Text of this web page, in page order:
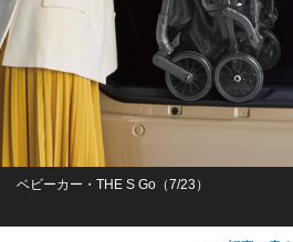
ベビーカー・THE S Go（7/23）